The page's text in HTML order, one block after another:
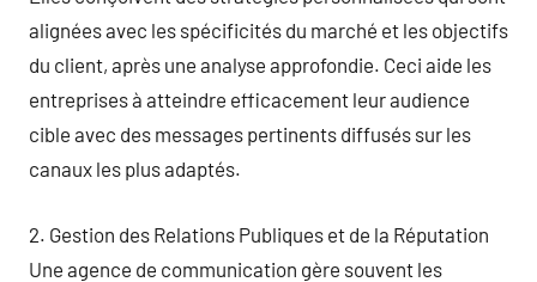
alignées avec les spécificités du marché et les objectifs
du client, après une analyse approfondie. Ceci aide les
entreprises à atteindre efficacement leur audience
cible avec des messages pertinents diffusés sur les
canaux les plus adaptés.
2. Gestion des Relations Publiques et de la Réputation
Une agence de communication gère souvent les